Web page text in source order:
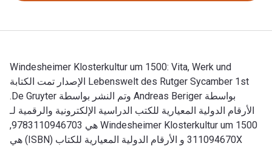
Windesheimer Klosterkultur um 1500: Vita, Werk und
Lebenswelt des Rutger Sycamber 1st الإصدار تمت الكتابة
بواسطة Andreas Beriger وتم النشر بواسطة De Gruyter.
الأرقام الدولية المعيارية للكتب الدراسية الإلكترونية والرقمية لـ
Windesheimer Klosterkultur um 1500 هي 9783110946703,
311094670X و الأرقام الدولية المعيارية للكتاب (ISBN) هي